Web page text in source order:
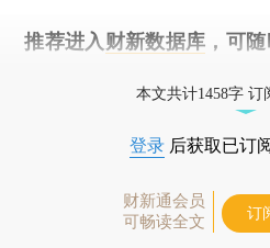
推荐进入 财新数据库 ，可
本文共计1458字 订
登录 后获取已订
财新通会员
可畅读全文
订